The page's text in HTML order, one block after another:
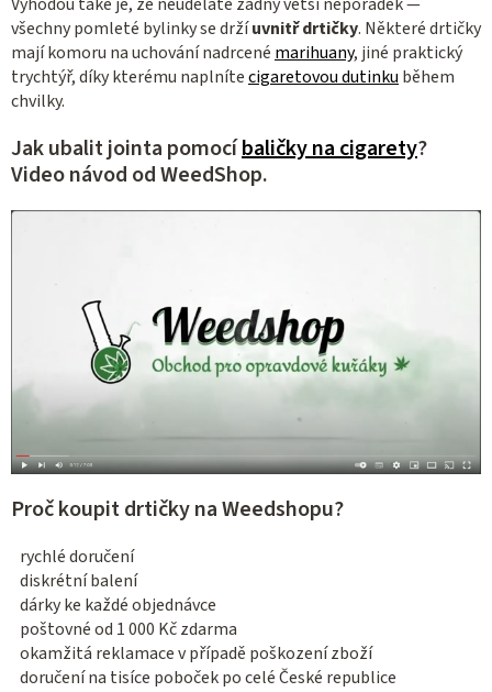
všechny pomleté bylinky se držíuvnitř drtičky. Některé drtičky
mají komoru na uchování nadrcené marihuany, jiné praktický
trychtýř, díky kterému naplnítecigaretovou dutinku během
chvilky.
Jak ubalit jointa pomocíbaličky na cigarety?
Video návod od WeedShop.
Proč koupit drtičky na Weedshopu?
rychlé doručení
diskrétní balení
dárky ke každé objednávce
poštovné od 1 000 Kč zdarma
okamžitá reklamace v případě poškození zboží
doručení na tisíce poboček po celé České republice